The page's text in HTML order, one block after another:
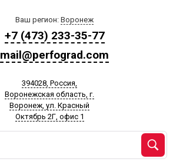
Ваш регион: Воронеж
+7 (473) 233-35-77
mail@perfograd.com
394028, Россия,
Воронежская область, г.
Воронеж, ул. Красный
Октябрь 2Г, офис 1